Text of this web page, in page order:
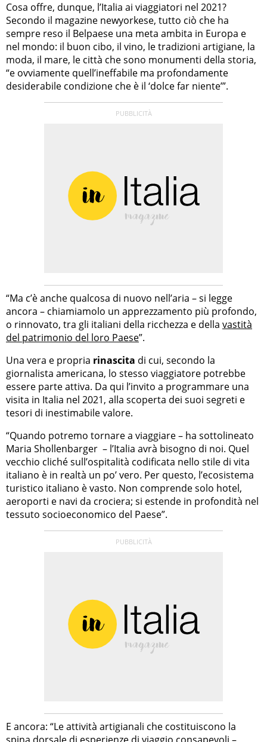
Cosa offre, dunque, l’Italia ai viaggiatori nel 2021?
Secondo il magazine newyorkese, tutto ciò che ha
sempre reso il Belpaese una meta ambita in Europa e
nel mondo: il buon cibo, il vino, le tradizioni artigiane, la
moda, il mare, le città che sono monumenti della storia,
“e ovviamente quell’ineffabile ma profondamente
desiderabile condizione che è il ‘dolce far niente’”.
“Ma c’è anche qualcosa di nuovo nell’aria – si legge
ancora – chiamiamolo un apprezzamento più profondo,
o rinnovato, tra gli italiani della ricchezza e della vastità
del patrimonio del loro Paese”.
Una vera e propria rinascita di cui, secondo la
giornalista americana, lo stesso viaggiatore potrebbe
essere parte attiva. Da qui l’invito a programmare una
visita in Italia nel 2021, alla scoperta dei suoi segreti e
tesori di inestimabile valore.
“Quando potremo tornare a viaggiare – ha sottolineato
Maria Shollenbarger – l’Italia avrà bisogno di noi. Quel
vecchio cliché sull’ospitalità codificata nello stile di vita
italiano è in realtà un po’ vero. Per questo, l’ecosistema
turistico italiano è vasto. Non comprende solo hotel,
aeroporti e navi da crociera; si estende in profondità nel
tessuto socioeconomico del Paese”.
E ancora: “Le attività artigianali che costituiscono la